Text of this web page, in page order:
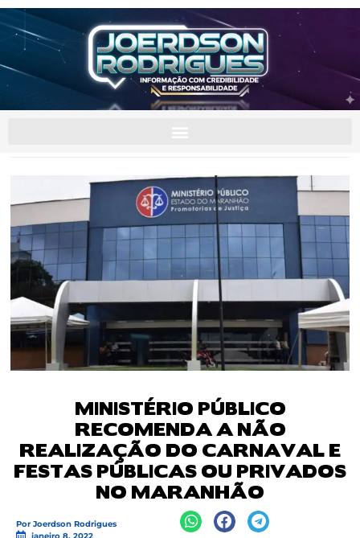
MINISTÉRIO PÚBLICO
RECOMENDA A NÃO
REALIZAÇÃO DO CARNAVAL E
FESTAS PÚBLICAS OU PRIVADOS
NO MARANHÃO
Por Joerdson Rodrigues